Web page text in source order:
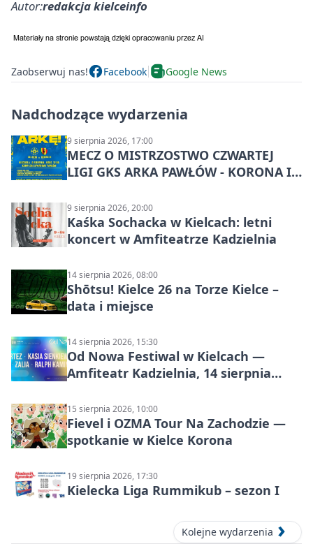
Autor:redakcja kielceinfo
Zaobserwuj nas! Facebook Google News
Nadchodzące wydarzenia
9 sierpnia 2026, 17:00
MECZ O MISTRZOSTWO CZWARTEJ
LIGI GKS ARKA PAWŁÓW - KORONA III
9 sierpnia 2026, 20:00
Kaśka Sochacka w Kielcach: letni
koncert w Amfiteatrze Kadzielnia
14 sierpnia 2026, 08:00
Shōtsu! Kielce 26 na Torze Kielce –
data i miejsce
14 sierpnia 2026, 15:30
Od Nowa Festiwal w Kielcach —
Amfiteatr Kadzielnia, 14 sierpnia
15 sierpnia 2026, 10:00
Fievel i OZMA Tour Na Zachodzie —
spotkanie w Kielce Korona
19 sierpnia 2026, 17:30
Kielecka Liga Rummikub – sezon I
Kolejne wydarzenia